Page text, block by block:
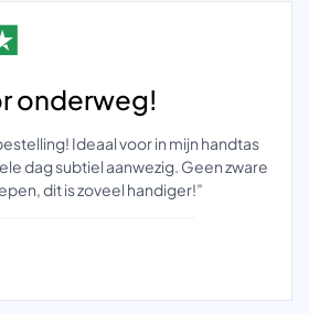
onderweg!
Ideaal voor in mijn handtas
dag subtiel aanwezig. Geen zware
dit is zoveel handiger!”